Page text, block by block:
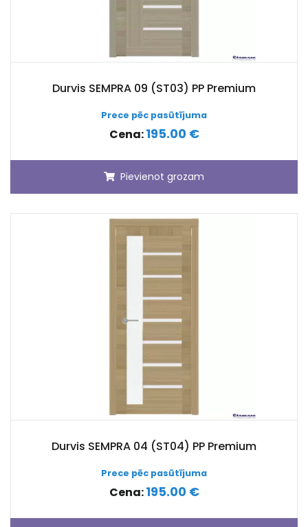
Durvis SEMPRA 09 (ST03) PP Premium
Prece pēc pasūtījuma
Cena:195.00 €
Pievienot grozam
Durvis SEMPRA 04 (ST04) PP Premium
Prece pēc pasūtījuma
Cena:195.00 €